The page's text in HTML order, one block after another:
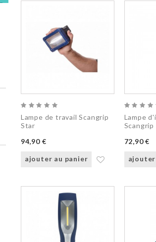
Lampe de travail Scangrip
Star
94,90 €
ajouter au panier
Lampe
Scangrip
72,90 €
ajouter